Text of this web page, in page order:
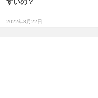
すいの？
2022年8月22日